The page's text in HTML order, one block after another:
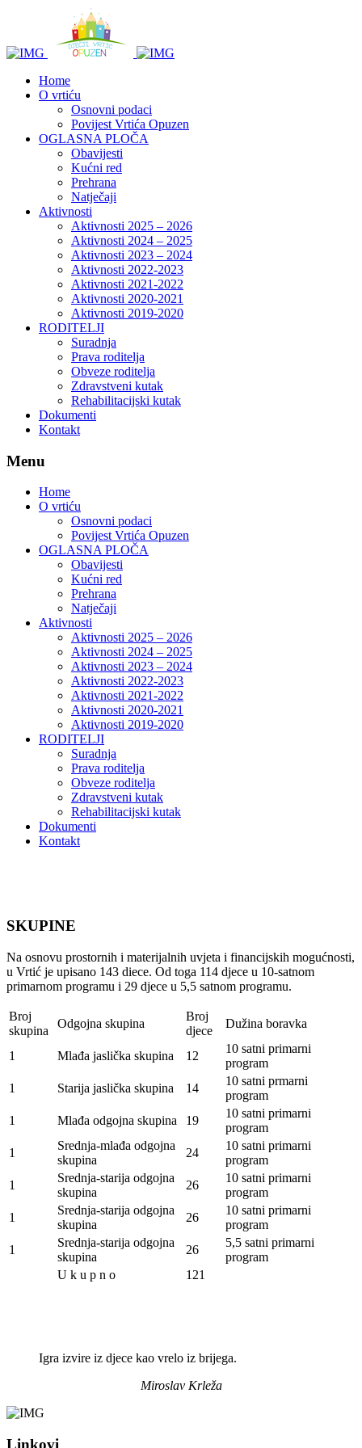
Home
O vrtiću
Osnovni podaci
Povijest Vrtića Opuzen
OGLASNA PLOČA
Obavijesti
Kućni red
Prehrana
Natječaji
Aktivnosti
Aktivnosti 2025 – 2026
Aktivnosti 2024 – 2025
Aktivnosti 2023 – 2024
Aktivnosti 2022-2023
Aktivnosti 2021-2022
Aktivnosti 2020-2021
Aktivnosti 2019-2020
RODITELJI
Suradnja
Prava roditelja
Obveze roditelja
Zdravstveni kutak
Rehabilitacijski kutak
Dokumenti
Kontakt
Menu
Home
O vrtiću
Osnovni podaci
Povijest Vrtića Opuzen
OGLASNA PLOČA
Obavijesti
Kućni red
Prehrana
Natječaji
Aktivnosti
Aktivnosti 2025 – 2026
Aktivnosti 2024 – 2025
Aktivnosti 2023 – 2024
Aktivnosti 2022-2023
Aktivnosti 2021-2022
Aktivnosti 2020-2021
Aktivnosti 2019-2020
RODITELJI
Suradnja
Prava roditelja
Obveze roditelja
Zdravstveni kutak
Rehabilitacijski kutak
Dokumenti
Kontakt
SKUPINE
Na osnovu prostornih i materijalnih uvjeta i financijskih mogućnosti,
u Vrtić je upisano 143 diece. Od toga 114 djece u 10-satnom
primarnom programu i 29 djece u 5,5 satnom programu.
Broj
skupina
Odgojna skupina
Broj
djece
Dužina boravka
1 Mlađa jaslička skupina 12
10 satni primarni
program
1
Starija jaslička skupina 14
10 satni prmarni
program
1
Mlađa odgojna skupina 19
10 satni primarni
program
1
Srednja-mlađa odgojna
skupina
24
10 satni primarni
program
1
Srednja-starija odgojna
skupina
26
10 satni primarni
program
1
Srednja-starija odgojna
skupina
26
10 satni primarni
program
1
Srednja-starija odgojna
skupina
26
5,5 satni primarni
program
U k u p n o
121
Igra izvire iz djece kao vrelo iz brijega.
Miroslav Krleža
Linkovi